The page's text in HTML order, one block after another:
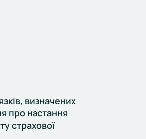
визначених
про настання
страхової